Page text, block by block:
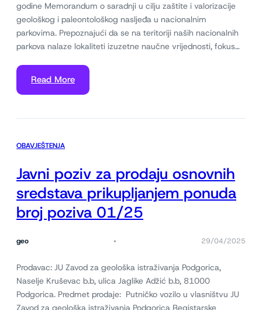
godine Memorandum o saradnji u cilju zaštite i valorizacije
geološkog i paleontološkog nasljeđa u nacionalnim
parkovima. Prepoznajući da se na teritoriji naših nacionalnih
parkova nalaze lokaliteti izuzetne naučne vrijednosti, fokus…
Read More
OBAVJEŠTENJA
Javni poziv za prodaju osnovnih
sredstava prikupljanjem ponuda
broj poziva 01/25
geo 29/04/2025
Prodavac: JU Zavod za geološka istraživanja Podgorica,
Naselje Kruševac b.b, ulica Jaglike Adžić b.b, 81000
Podgorica. Predmet prodaje: Putničko vozilo u vlasništvu JU
Zavod za geološka istraživanja Podgorica Registarske